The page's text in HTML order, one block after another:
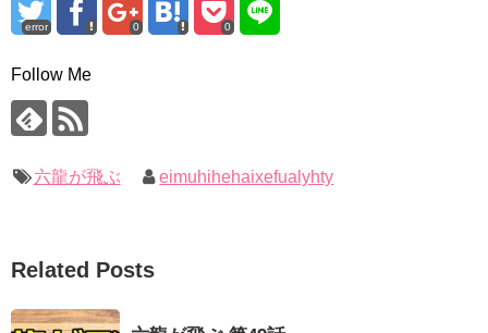
error 0 0
Follow Me
六龍が飛ぶ eimuhihehaixefualyhty
Related Posts